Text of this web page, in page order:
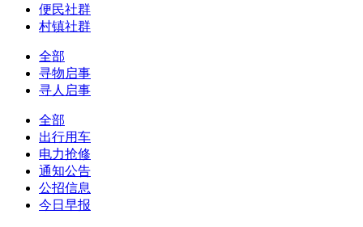
便民社群
村镇社群
全部
寻物启事
寻人启事
全部
出行用车
电力抢修
通知公告
公招信息
今日早报